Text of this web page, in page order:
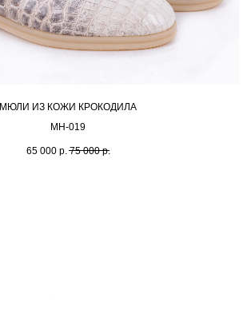
МЮЛИ ИЗ КОЖИ КРОКОДИЛА
MH-019
65 000 р. 75 000 р.